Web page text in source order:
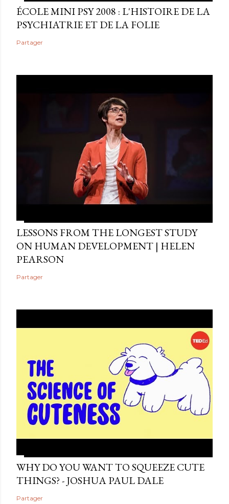
ÉCOLE MINI PSY 2008 : L'HISTOIRE DE LA
PSYCHIATRIE ET DE LA FOLIE
Partager
LESSONS FROM THE LONGEST STUDY
ON HUMAN DEVELOPMENT | HELEN
PEARSON
Partager
WHY DO YOU WANT TO SQUEEZE CUTE
THINGS? - JOSHUA PAUL DALE
Partager